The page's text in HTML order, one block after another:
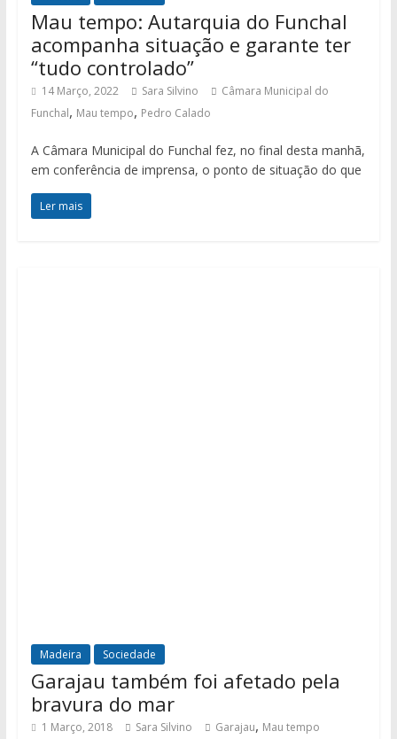
Mau tempo: Autarquia do Funchal
acompanha situação e garante ter
“tudo controlado”
14 Março, 2022 Sara Silvino
Câmara Municipal do
Funchal, Mau tempo, Pedro Calado
A Câmara Municipal do Funchal fez, no final desta manhã,
em conferência de imprensa, o ponto de situação do que
Ler mais
Madeira Sociedade
Garajau também foi afetado pela
bravura do mar
1 Março, 2018 Sara Silvino Garajau, Mau tempo